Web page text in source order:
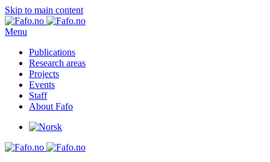
Skip to main content
Menu
Publications
Research areas
Projects
Events
Staff
About Fafo